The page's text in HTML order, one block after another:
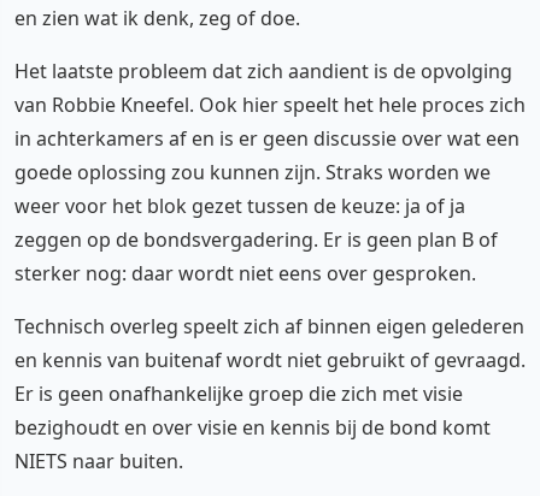
en zien wat ik denk, zeg of doe.
Het laatste probleem dat zich aandient is de opvolging
van Robbie Kneefel. Ook hier speelt het hele proces zich
in achterkamers af en is er geen discussie over wat een
goede oplossing zou kunnen zijn. Straks worden we
weer voor het blok gezet tussen de keuze: ja of ja
zeggen op de bondsvergadering. Er is geen plan B of
sterker nog: daar wordt niet eens over gesproken.
Technisch overleg speelt zich af binnen eigen gelederen
en kennis van buitenaf wordt niet gebruikt of gevraagd.
Er is geen onafhankelijke groep die zich met visie
bezighoudt en over visie en kennis bij de bond komt
NIETS naar buiten.